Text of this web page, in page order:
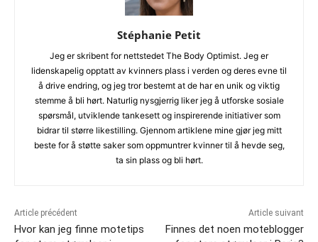
Stéphanie Petit
Jeg er skribent for nettstedet The Body Optimist. Jeg er
lidenskapelig opptatt av kvinners plass i verden og deres evne til
å drive endring, og jeg tror bestemt at de har en unik og viktig
stemme å bli hørt. Naturlig nysgjerrig liker jeg å utforske sosiale
spørsmål, utviklende tankesett og inspirerende initiativer som
bidrar til større likestilling. Gjennom artiklene mine gjør jeg mitt
beste for å støtte saker som oppmuntrer kvinner til å hevde seg,
ta sin plass og bli hørt.
Article précédent
Hvor kan jeg finne motetips
Article suivant
Finnes det noen moteblogger